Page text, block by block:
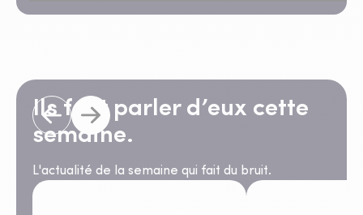
Ils font parler d’eux cette
semaine.
L'actualité de la semaine qui fait du bruit.